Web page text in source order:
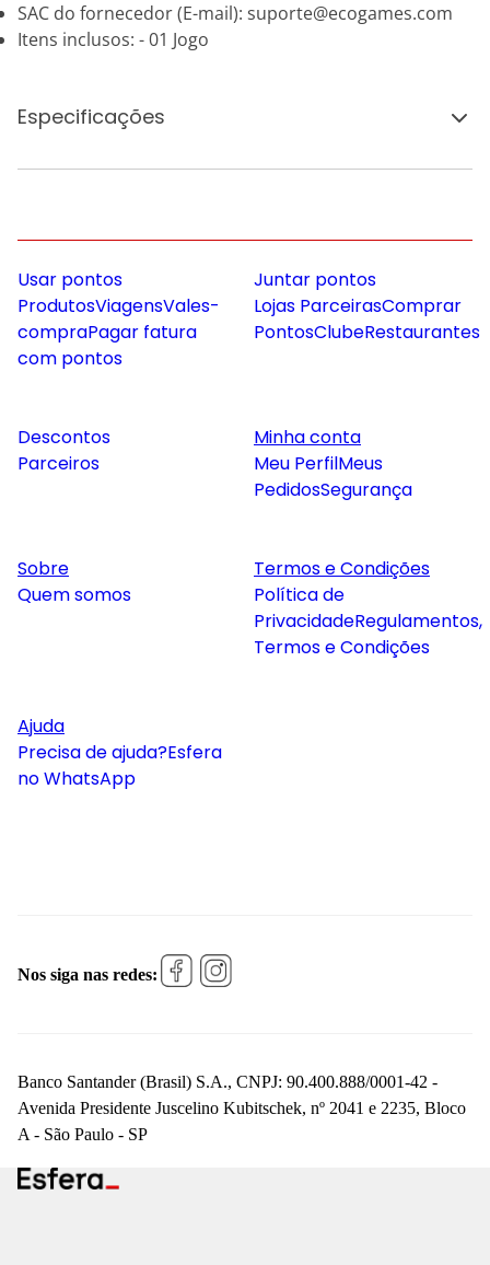
SAC do fornecedor (E-mail): suporte@ecogames.com
Itens inclusos: - 01 Jogo
Especificações
Usar pontos
ProdutosViagensVales-
compraPagar fatura
com pontos
Juntar pontos
Lojas ParceirasComprar
PontosClubeRestaurantes
Descontos
Parceiros
Minha conta
Meu PerfilMeus
PedidosSegurança
Sobre
Quem somos
Termos e Condições
Política de
PrivacidadeRegulamentos,
Termos e Condições
Ajuda
Precisa de ajuda?Esfera
no WhatsApp
Nos siga nas redes:
Banco Santander (Brasil) S.A., CNPJ: 90.400.888/0001-42 -
Avenida Presidente Juscelino Kubitschek, nº 2041 e 2235, Bloco
A - São Paulo - SP